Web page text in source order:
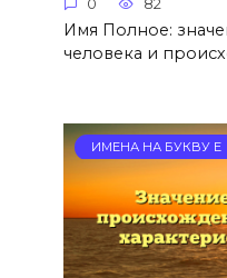
0 82
Имя Полное:
человека и
ИМЕНА НА БУКВУ Е